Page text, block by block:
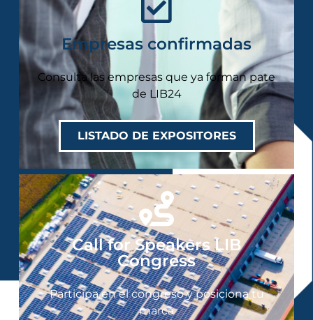
Empresas confirmadas
Consulta las empresas que ya forman pate
de LIB24
LISTADO DE EXPOSITORES
Call for Speakers LIB
Congress
Participa en el congreso y posiciona tu
marca